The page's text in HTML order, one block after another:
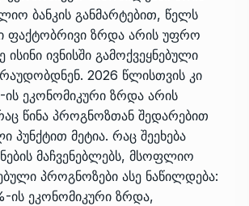
ბანკის განმარტებით, წელს
ფაქტობრივი ზრდა არის უფრო
ივნისში გამოქვეყნებული
2026 წლისთვის კი
ის ეკონომიკური ზრდა არის
წინა პროგნოზთან შედარებით
პუნქტით მეტია. რაც შეეხება
მაჩვენებლებს, მსოფლიო
პროგნოზები ასე ნაწილდება:
ის ეკონომიკური ზრდა,